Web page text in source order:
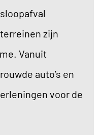
zijn
Vanuit
auto’s en
voor de